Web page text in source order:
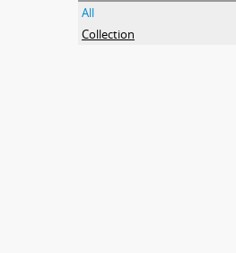
All
Collection